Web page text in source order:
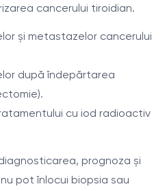
cancerului tiroidian.
și metastazelor cancerului
după îndepărtarea
cu iod radioactiv
prognoza și
pot înlocui biopsia sau